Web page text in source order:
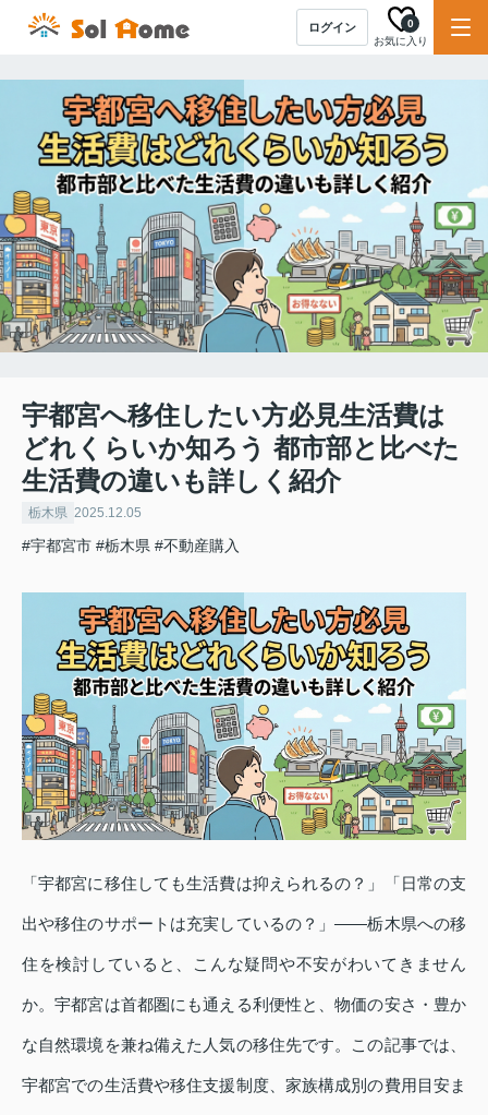
ログイン
お気に入り
0
宇都宮へ移住したい方必見生活費は
どれくらいか知ろう 都市部と比べた
生活費の違いも詳しく紹介
栃木県 2025.12.05
#宇都宮市 #栃木県 #不動産購入
「宇都宮に移住しても生活費は抑えられるの？」「日常の支
出や移住のサポートは充実しているの？」——栃木県への移
住を検討していると、こんな疑問や不安がわいてきません
か。宇都宮は首都圏にも通える利便性と、物価の安さ・豊か
な自然環境を兼ね備えた人気の移住先です。この記事では、
宇都宮での生活費や移住支援制度、家族構成別の費用目安ま